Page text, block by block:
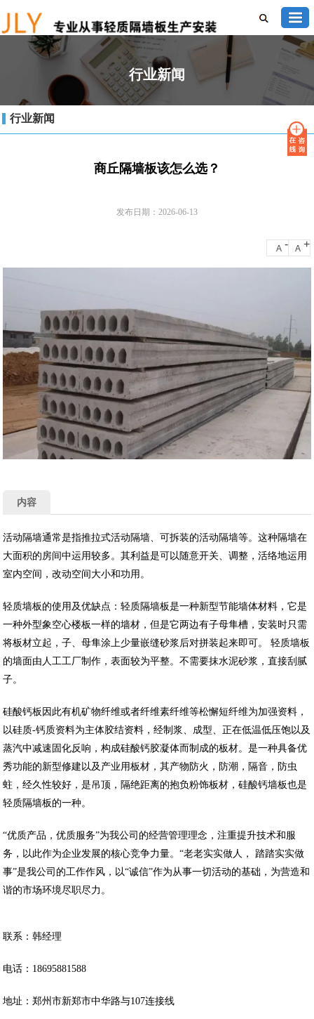
行业新闻
行业新闻
商丘隔墙板该怎么选？
发布日期：2026-06-13
A - A +
内容
活动隔墙通常是指推拉式活动隔墙、可拆装的活动隔墙等。这种隔墙在
大面积的房间中运用较多。其利益是可以随意开关、调整，活络地运用
室内空间，改动空间大小和功用。
轻质墙板的使用及优缺点：轻质隔墙板是一种新型节能墙体材料，它是
一种外型象空心楼板一样的墙材，但是它两边有子母隼槽，安装时只需
将板材立起，子、母隼涂上少量嵌缝砂浆后对拼装起来即可。 轻质墙板
的墙面由人工工厂制作，表面较为平整。不需要抹水泥砂浆，直接刮腻
子。
硅酸钙板因此有机矿物纤维或者纤维素纤维等松懈短纤维为加强资料，
以硅质-钙质资料为主体胶结资料，经制浆、成型、正在低温低压饱以及
蒸汽中减速固化反响，构成硅酸钙胶凝体而制成的板材。是一种具备优
秀功能的新型修建以及产业用板材，其产物防火，防潮，隔音，防虫
蛀，经久性较好，是吊顶，隔绝距离的抱负粉饰板材，硅酸钙墙板也是
轻质隔墙板的一种。
“优质产品，优质服务”为我公司的经营管理理念，注重提升技术和服
务，以此作为企业发展的核心竞争力量。“老老实实做人， 踏踏实实做
事”是我公司的工作作风，以“诚信”作为从事一切活动的基础，为营造和
谐的市场环境尽职尽力。
联系：韩经理
电话：18695881588
地址：郑州市新郑市中华路与107连接线